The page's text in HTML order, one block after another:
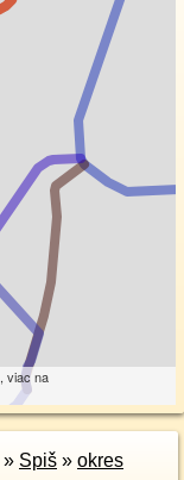
, viac na
» Spiš » okres